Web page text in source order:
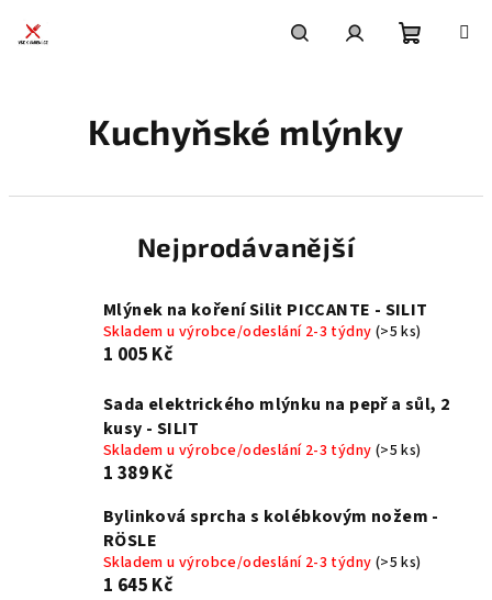
Kuchyňské mlýnky
Nejprodávanější
Mlýnek na koření Silit PICCANTE - SILIT
Skladem u výrobce/odeslání 2-3 týdny (>5 ks)
1 005 Kč
Sada elektrického mlýnku na pepř a sůl, 2
kusy - SILIT
Skladem u výrobce/odeslání 2-3 týdny (>5 ks)
1 389 Kč
Bylinková sprcha s kolébkovým nožem -
RÖSLE
Skladem u výrobce/odeslání 2-3 týdny (>5 ks)
1 645 Kč